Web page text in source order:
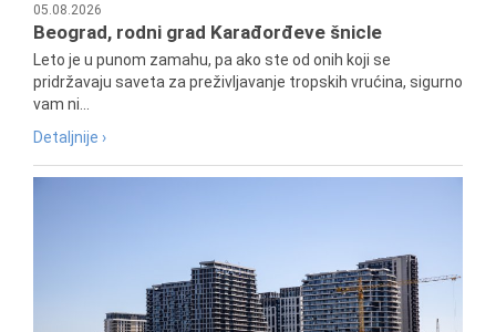
05.08.2026
Beograd, rodni grad Karađorđeve šnicle
Leto je u punom zamahu, pa ako ste od onih koji se
pridržavaju saveta za preživljavanje tropskih vrućina, sigurno
vam ni...
Detaljnije ›